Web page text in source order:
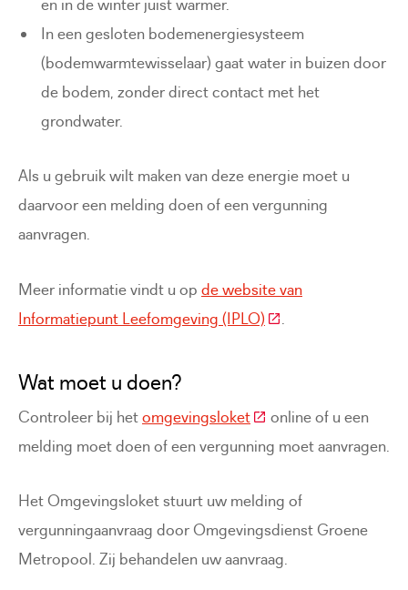
en in de winter juist warmer.
In een gesloten bodemenergiesysteem
(bodemwarmtewisselaar) gaat water in buizen door
de bodem, zonder direct contact met het
grondwater.
Als u gebruik wilt maken van deze energie moet u
daarvoor een melding doen of een vergunning
aanvragen.
Meer informatie vindt u op de website van
Informatiepunt Leefomgeving (IPLO) (Deze link gaat naar
.
Wat moet u doen?
Controleer bij hetomgevingsloket(Deze link gaat naar
online of u een
melding moet doen of een vergunning moet aanvragen.
Het Omgevingsloket stuurt uw melding of
vergunningaanvraag door Omgevingsdienst Groene
Metropool. Zij behandelen uw aanvraag.